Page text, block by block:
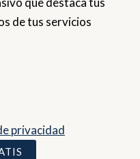
de tus servicios
privacidad